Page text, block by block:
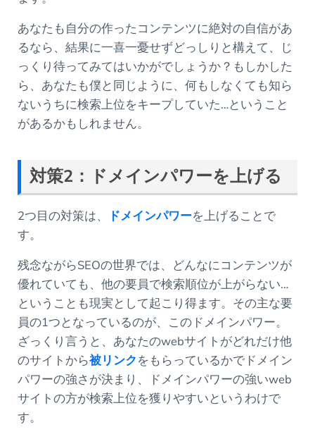
あなたも自分の作ったコンテンツに絶対の自信があ
るなら、結果に一喜一憂せずどっしりと構えて、じ
っくり待ってみてはいかがでしょうか？もしかした
ら、あなたも僕と同じように、何もしなくても知ら
ないうちに検索上位をキープしていた…ということ
があるかもしれません。
対策2：ドメインパワーを上げる
2つ目の対策は、 ドメインパワーを上げることで
す。
残念ながらSEOの世界では、どんなにコンテンツが
優れていても、他の要員で検索順位が上がらない…
ということも現実として起こり得ます。その主な要
員の1つとなっているのが、このドメインパワー。
ざっくり言うと、あなたのwebサイトがどれだけ他
のサイトから被リンクをもらっているかでドメイン
パワーの強さが決まり、ドメインパワーの強いweb
サイトの方が検索上位を獲りやすいというわけで
す。